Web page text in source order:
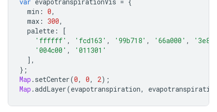
min : 0,
max : 300,
palette :
[
'ffffff' , 'fcd163' , '99b718' , '66a000' ,
'004c00' ,
'011301'
],
};
Map . setCenter(0, 0, 2);
Map .addLayer(evapotranspiration,